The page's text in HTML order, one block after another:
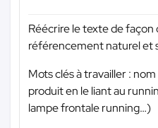
Réécrire le texte de façon
référencement naturel et
Mots clés à travailler :
produit en le liant au
lampe frontale running…)